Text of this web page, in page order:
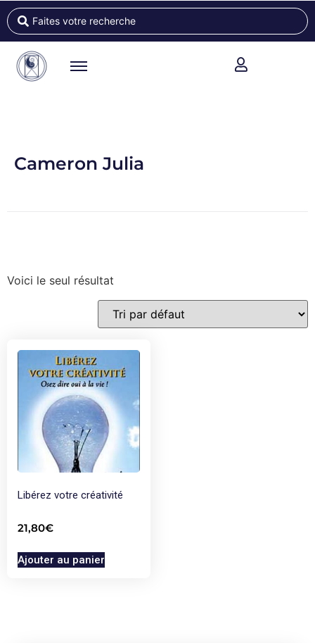
Cameron Julia
Voici le seul résultat
Libérez votre créativité
21,80€
Ajouter au panier